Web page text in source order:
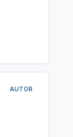
AUTOR